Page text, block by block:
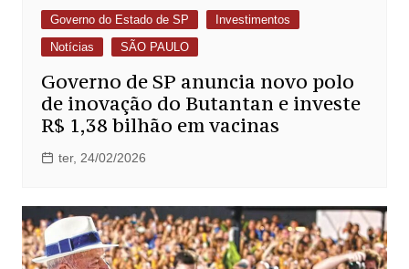
Governo do Estado de SP
Investimentos
Notícias
SÃO PAULO
Governo de SP anuncia novo polo
de inovação do Butantan e investe
R$ 1,38 bilhão em vacinas
ter, 24/02/2026